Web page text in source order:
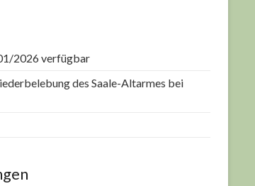
2026 verfügbar
des Saale-Altarmes bei